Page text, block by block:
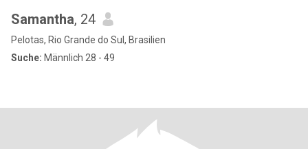
Samantha, 24
Pelotas, Rio Grande do Sul, Brasilien
Suche: Männlich 28 - 49